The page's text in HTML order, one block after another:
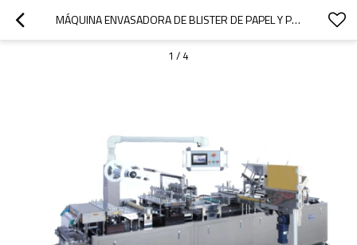
MÁQUINA ENVASADORA DE BLISTER DE PAPEL Y PLÁSTICO MULTIFUNCIONAL LTZS-500
1 / 4